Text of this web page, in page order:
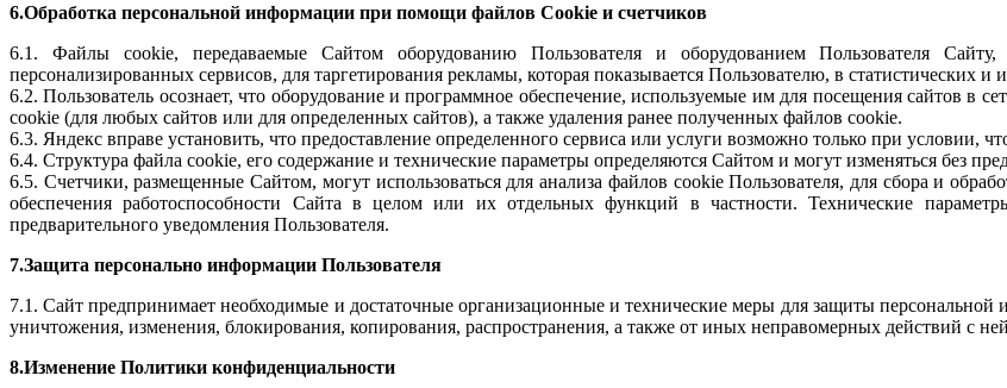
6.Обработка персональной информации при помощи файлов Cookie и счетчиков
6.1. Файлы cookie, передаваемые Сайтом оборудованию Пользователя и оборудованием Пользователя Сайту,
персонализированных сервисов, для таргетирования рекламы, которая показывается Пользователю, в статистических и
6.2. Пользователь осознает, что оборудование и программное обеспечение, используемые им для посещения сайтов в
cookie (для любых сайтов или для определенных сайтов), а также удаления ранее полученных файлов cookie.
6.3. Яндекс вправе установить, что предоставление определенного сервиса или услуги возможно только при условии,
6.4. Структура файла cookie, его содержание и технические параметры определяются Сайтом и могут изменяться без
6.5. Счетчики, размещенные Сайтом, могут использоваться для анализа файлов cookie Пользователя, для сбора и
обеспечения работоспособности Сайта в целом или их отдельных функций в частности. Технические
предварительного уведомления Пользователя.
7.Защита персонально информации Пользователя
7.1. Сайт предпринимает необходимые и достаточные организационные и технические меры для защиты персональной
уничтожения, изменения, блокирования, копирования, распространения, а также от иных неправомерных действий с
8.Изменение Политики конфиденциальности